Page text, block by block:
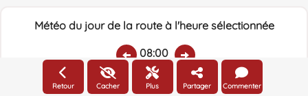
Météo du jour de la route à l'heure sélectionnée
08:00
Température: Pluie:Humidité relative:Vitesse vent: Direction vent:
Retour Cacher Plus Partager Commenter